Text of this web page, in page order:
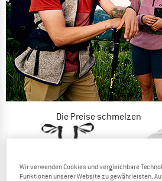
Die Preise schmelzen
JETZT BIS ZU 50% RABATT
ZUM SOMMER SALE
Wir verwenden Cookies und vergleichbare
Funktionen unserer Website zu gewährleisten.